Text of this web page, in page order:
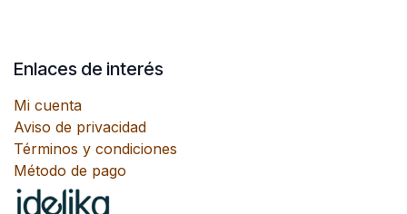
Enlaces de interés
Mi cuenta
Aviso de privacidad
Términos y condiciones
Método de pago